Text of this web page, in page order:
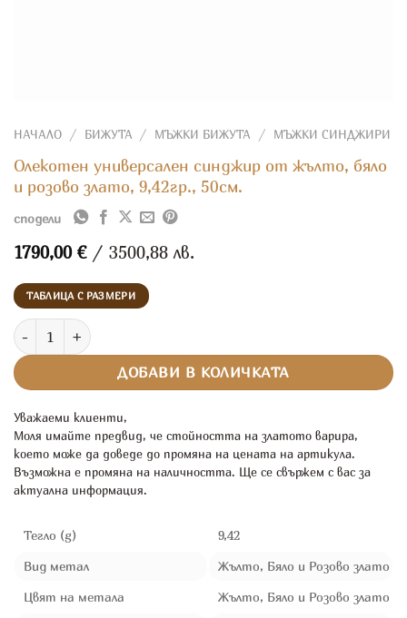
НАЧАЛО / БИЖУТА / МЪЖКИ БИЖУТА / МЪЖКИ СИНДЖИРИ
Олекотен универсален синджир от жълто, бяло
и розово злато, 9,42гр., 50см.
сподели
1790,00 €/ 3500,88 лв.
ТАБЛИЦА С РАЗМЕРИ
количество за Олекотен универсален синджир от жълто, бяло и
ДОБАВИ В КОЛИЧКАТА
Уважаеми клиенти,
Моля имайте предвид, че стойността на златото варира,
което може да доведе до промяна на цената на артикула.
Възможна е промяна на наличността. Ще се свържем с вас за
актуална информация.
Тегло (g)
9,42
Вид метал
Жълто, Бяло и Розово злато
Цвят на метала
Жълто, Бяло и Розово злато